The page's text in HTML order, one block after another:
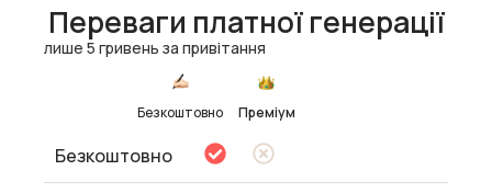
Переваги платної генерації
лише 5 гривень за привітання
Безкоштовно Преміум
Безкоштовно